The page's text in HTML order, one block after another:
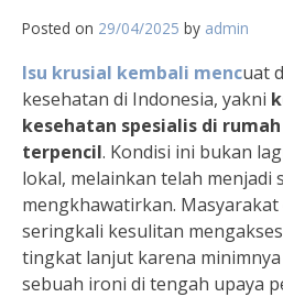
Posted on 29/04/2025 by admin
Isu krusial kembali mencuat
kesehatan di Indonesia, yakni
kesehatan spesialis di
terpencil. Kondisi ini bukan
lokal, melainkan telah menjadi
mengkhawatirkan. Masyarakat
seringkali kesulitan mengakses
tingkat lanjut karena
sebuah ironi di tengah upaya